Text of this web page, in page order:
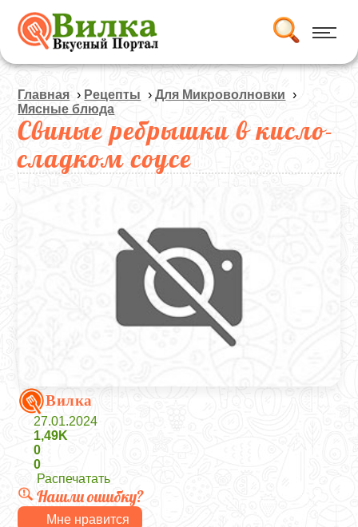
Главная › Рецепты ›Для Микроволновки ›
Мясные блюда
Свиные ребрышки в кисло-
сладком соусе
Вилка
27.01.2024
1,49K
0
0
Распечатать
Нашли ошибку?
Мне нравится